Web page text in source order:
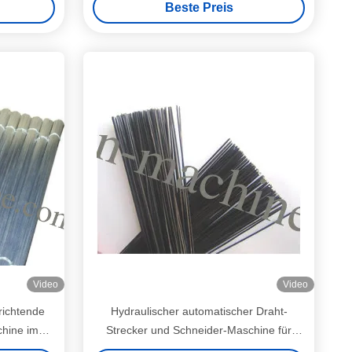
Beste Preis
Video
im
Video
Hydraulischer automatischer Draht-
Strecker und Schneider-Maschine für
PVCstahldraht 380V